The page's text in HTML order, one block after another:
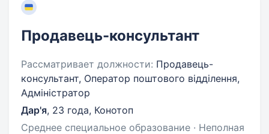
Продавець-консультант
Рассматривает должности: Продавець-
консультант, Оператор поштового відділення,
Адміністратор
Дар'я, 23 года, Конотоп
Среднее специальное образование · Неполная